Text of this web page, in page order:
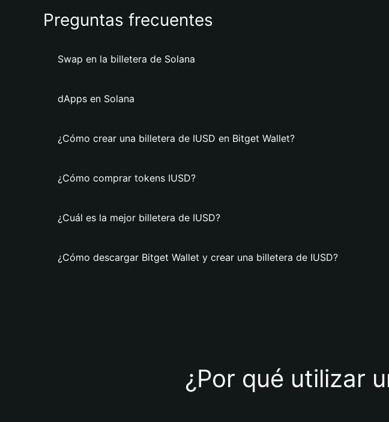
Preguntas frecuentes
Swap en la billetera de Solana
dApps en Solana
¿Cómo crear una billetera de IUSD en Bitget Wallet?
¿Cómo comprar tokens IUSD?
¿Cuál es la mejor billetera de IUSD?
¿Cómo descargar Bitget Wallet y crear una billetera de IUSD?
¿Por qué utilizar